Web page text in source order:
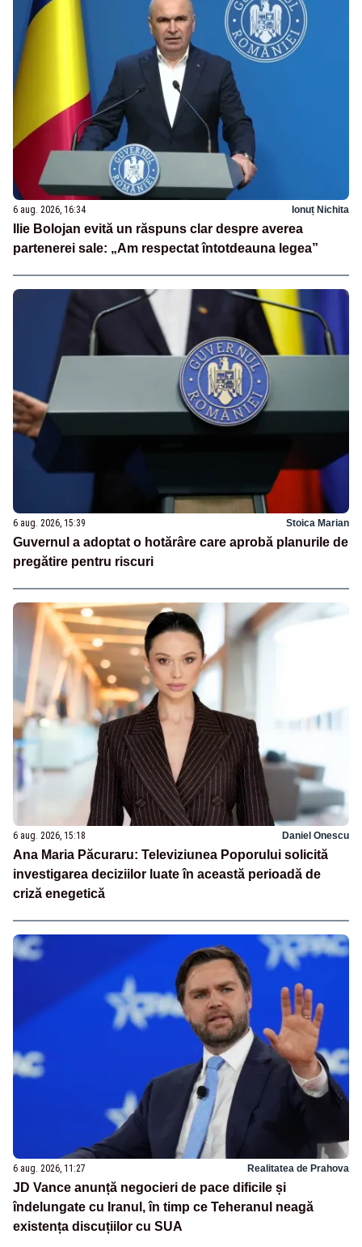
6 aug. 2026, 16:34 Ionuț Nichita
Ilie Bolojan evită un răspuns clar despre averea
partenerei sale: „Am respectat întotdeauna legea”
6 aug. 2026, 15:39 Stoica Marian
Guvernul a adoptat o hotărâre care aprobă planurile de
pregătire pentru riscuri
6 aug. 2026, 15:18 Daniel Onescu
Ana Maria Păcuraru: Televiziunea Poporului solicită
investigarea deciziilor luate în această perioadă de
criză enegetică
6 aug. 2026, 11:27 Realitatea de Prahova
JD Vance anunță negocieri de pace dificile și
îndelungate cu Iranul, în timp ce Teheranul neagă
existența discuțiilor cu SUA